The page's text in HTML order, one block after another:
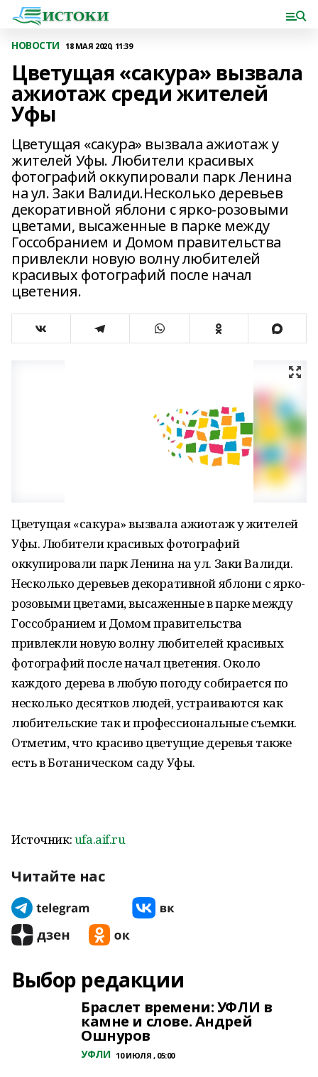
НОВОСТИ 18 МАЯ 2020, 11:39
Цветущая «сакура» вызвала
ажиотаж среди жителей
Уфы
Цветущая «сакура» вызвала ажиотаж у
жителей Уфы. Любители красивых
фотографий оккупировали парк Ленина
на ул. Заки Валиди.Несколько деревьев
декоративной яблони с ярко-розовыми
цветами, высаженные в парке между
Госсобранием и Домом правительства
привлекли новую волну любителей
красивых фотографий после начал
цветения.
Цветущая «сакура» вызвала ажиотаж у жителей
Уфы. Любители красивых фотографий
оккупировали парк Ленина на ул. Заки Валиди.
Несколько деревьев декоративной яблони с ярко-
розовыми цветами, высаженные в парке между
Госсобранием и Домом правительства
привлекли новую волну любителей красивых
фотографий после начал цветения. Около
каждого дерева в любую погоду собирается по
несколько десятков людей, устраиваются как
любительские так и профессиональные съемки.
Отметим, что красиво цветущие деревья также
есть в Ботаническом саду Уфы.
Источник:ufa.aif.ru
Читайте нас
Выбор редакции
Браслет времени: УФЛИ в
камне и слове. Андрей
Ошнуров
УФЛИ 10 ИЮЛЯ , 05:00